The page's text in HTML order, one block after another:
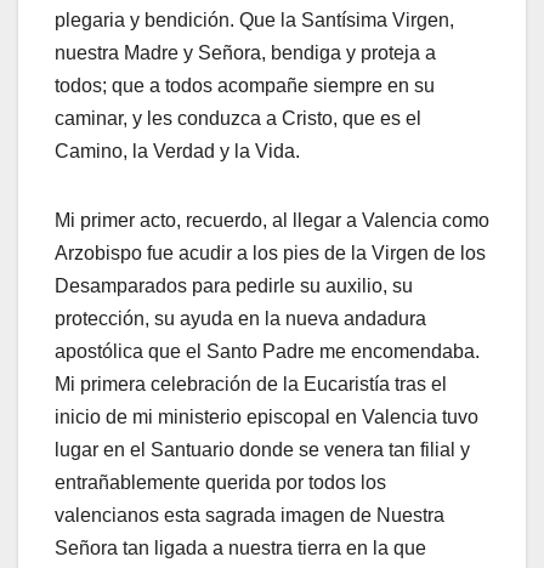
plegaria y bendición. Que la Santísima Virgen,
nuestra Madre y Señora, bendiga y proteja a
todos; que a todos acompañe siempre en su
caminar, y les conduzca a Cristo, que es el
Camino, la Verdad y la Vida.
Mi primer acto, recuerdo, al llegar a Valencia como
Arzobispo fue acudir a los pies de la Virgen de los
Desamparados para pedirle su auxilio, su
protección, su ayuda en la nueva andadura
apostólica que el Santo Padre me encomendaba.
Mi primera celebración de la Eucaristía tras el
inicio de mi ministerio episcopal en Valencia tuvo
lugar en el Santuario donde se venera tan filial y
entrañablemente querida por todos los
valencianos esta sagrada imagen de Nuestra
Señora tan ligada a nuestra tierra en la que